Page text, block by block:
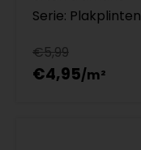
Serie: Plakplinten
€5,99
€4,95